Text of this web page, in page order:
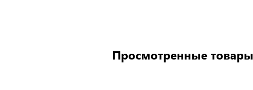
Просмотренные товары